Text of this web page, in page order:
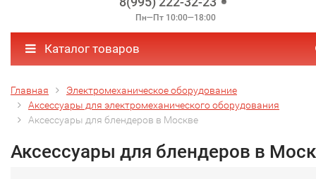
Пн—Пт 10:00—18:00
Каталог товаров
Главная
Электромеханическое оборудование
Аксессуары для электромеханического оборудования
Аксессуары для блендеров в Москве
Аксессуары для блендеров в